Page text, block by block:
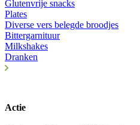
Glutenvrije snacks
Plates
Diverse vers belegde broodjes
Bittergarnituur
Milkshakes
Dranken
Actie